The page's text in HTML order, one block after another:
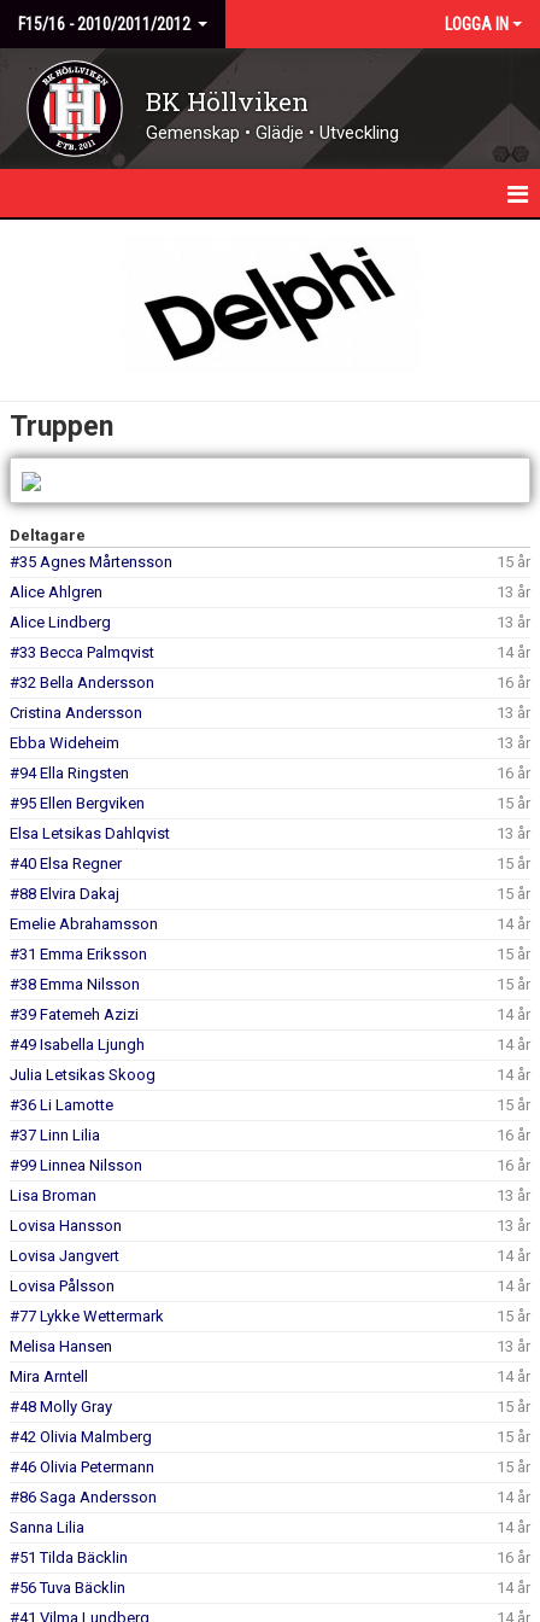
F15/16 - 2010/2011/2012 LOGGA IN
BK Höllviken
Gemenskap • Glädje • Utveckling
MATCHER
BILDGALLERI
IDROTTSFÖRSÄKRING
KONTAKT
Truppen
Deltagare
#35 Agnes Mårtensson
15 år
Alice Ahlgren
13 år
Alice Lindberg
13 år
#33 Becca Palmqvist
14 år
#32 Bella Andersson
16 år
Cristina Andersson
13 år
Ebba Wideheim
13 år
#94 Ella Ringsten
16 år
#95 Ellen Bergviken
15 år
Elsa Letsikas Dahlqvist
13 år
#40 Elsa Regner
15 år
#88 Elvira Dakaj
15 år
Emelie Abrahamsson
14 år
#31 Emma Eriksson
15 år
#38 Emma Nilsson
15 år
#39 Fatemeh Azizi
14 år
#49 Isabella Ljungh
14 år
Julia Letsikas Skoog
14 år
#36 Li Lamotte
15 år
#37 Linn Lilia
16 år
#99 Linnea Nilsson
16 år
Lisa Broman
13 år
Lovisa Hansson
13 år
Lovisa Jangvert
14 år
Lovisa Pålsson
14 år
#77 Lykke Wettermark
15 år
Melisa Hansen
13 år
Mira Arntell
14 år
#48 Molly Gray
15 år
#42 Olivia Malmberg
15 år
#46 Olivia Petermann
15 år
#86 Saga Andersson
14 år
Sanna Lilia
14 år
#51 Tilda Bäcklin
16 år
#56 Tuva Bäcklin
14 år
#41 Vilma Lundberg
14 år